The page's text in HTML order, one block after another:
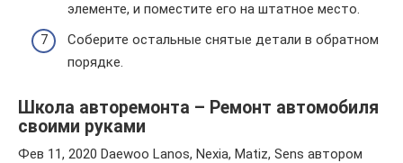
элементе, и поместите его на штатное место.
Соберите остальные снятые детали в обратном
порядке.
Школа авторемонта – Ремонт автомобиля
своими руками
Фев 11, 2020 Daewoo Lanos, Nexia, Matiz, Sens автором